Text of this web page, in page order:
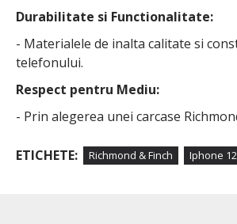
Durabilitate si Functionalitate:
- Materialele de inalta calitate si
telefonului.
Respect pentru Mediu:
- Prin alegerea unei carcase
ETICHETE: Richmond & Finch Iphone 12